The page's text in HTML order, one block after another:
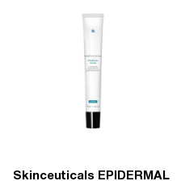
Skinceuticals EPIDERMAL